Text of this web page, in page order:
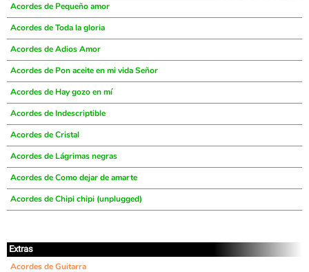
Acordes de Pequeño amor
Acordes de Toda la gloria
Acordes de Adios Amor
Acordes de Pon aceite en mi vida Señor
Acordes de Hay gozo en mí
Acordes de Indescriptible
Acordes de Cristal
Acordes de Lágrimas negras
Acordes de Como dejar de amarte
Acordes de Chipi chipi (unplugged)
Extras
Acordes de Guitarra